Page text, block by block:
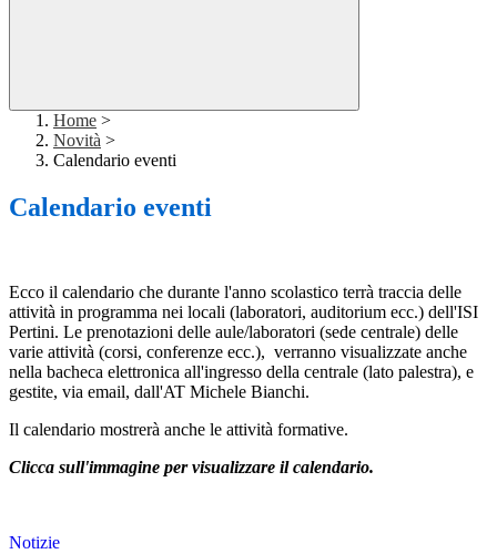
Home >
Novità >
Calendario eventi
Calendario eventi
Ecco il calendario che durante l'anno scolastico terrà traccia delle
attività in programma nei locali (laboratori, auditorium ecc.) dell'ISI
Pertini. Le prenotazioni delle aule/laboratori (sede centrale) delle
varie attività (corsi, conferenze ecc.), verranno visualizzate anche
nella bacheca elettronica all'ingresso della centrale (lato palestra), e
gestite, via email, dall'AT Michele Bianchi.
Il calendario mostrerà anche le attività formative.
Clicca sull'immagine per visualizzare il calendario.
Notizie